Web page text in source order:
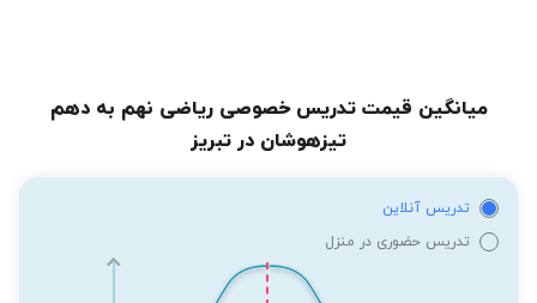
میانگین قیمت تدریس خصوصی ریاضی نهم به دهم
تیزهوشان در تبریز
تدریس آنلاین
تدریس حضوری در منزل